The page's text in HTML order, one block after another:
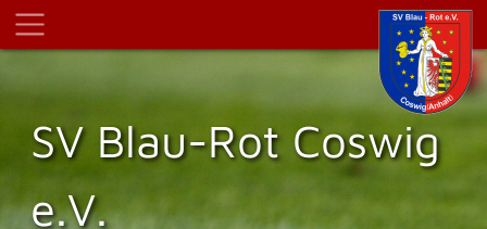
SV Blau-Rot Coswig
e.V.